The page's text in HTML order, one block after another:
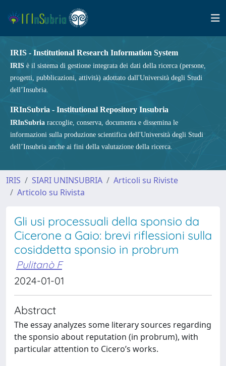
IRIS - Institutional Research Information System
IRIS è il sistema di gestione integrata dei dati della ricerca (persone,
progetti, pubblicazioni, attività) adottato dall'Università degli Studi
dell’Insubria.
IRInSubria - Institutional Repository Insubria
IRInSubria raccoglie, conserva, documenta e dissemina le
informazioni sulla produzione scientifica dell'Università degli Studi
dell’Insubria anche ai fini della valutazione della ricerca.
IRIS SIARI UNINSUBRIA
Articoli su Riviste
Articolo su Rivista
Gli usi processuali della sponsio da
Cicerone a Gaio: brevi riflessioni sulla
cosiddetta sponsio in probrum
Pulitanò F
2024-01-01
Abstract
The essay analyzes some literary sources regarding
the sponsio about reputation (in probrum), with
particular attention to Cicero’s works.